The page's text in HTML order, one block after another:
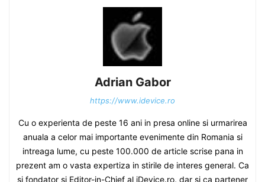
Adrian Gabor
https://www.idevice.ro
Cu o experienta de peste 16 ani in presa online si urmarirea
anuala a celor mai importante evenimente din Romania si
intreaga lume, cu peste 100.000 de article scrise pana in
prezent am o vasta expertiza in stirile de interes general. Ca
si fondator si Editor-in-Chief al iDevice.ro, dar si ca partener